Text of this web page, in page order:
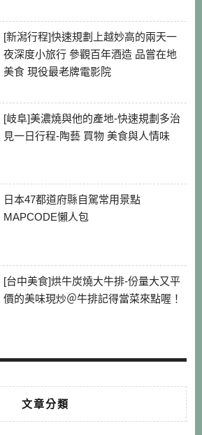
[新潟行程]快速規劃上越妙高的兩天一
夜深度小旅行 參觀百年酒造 品嘗在地
美食 現役最老牌電影院
[岐阜]美濃燒與他的產地-快速規劃多治
見一日行程-陶藝 買物 美食與人情味
日本47都道府縣自駕常用景點
MAPCODE懶人包
[台中美食]烘牛炭燒大牛排-份量大又平
價的美味現炒＠牛排記得當菜來點喔！
文章分類